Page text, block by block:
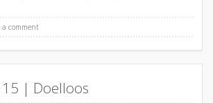
a comment
15 | Doelloos